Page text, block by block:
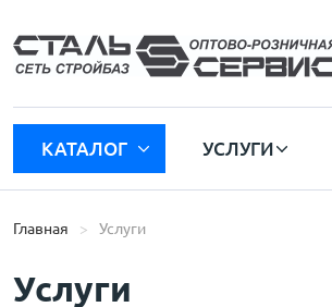
КАТАЛОГ УСЛУГИ
Главная Услуги
Услуги